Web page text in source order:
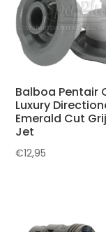
Balboa Pentair
Luxury
Emerald Cut
Jet
€12,95